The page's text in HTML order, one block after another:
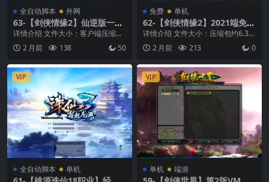
全自动脚本 外网
63-【剑侠情缘2】仙逆版一键
全自动外网搭建
详情介绍 文件大小：客户端压缩包
约2G 支持系统：win7、win10、wi
n1...2 月前 138 50
免费 单机
62-【剑侠情缘2】2021端免费
整理经典完美仙逆版单机端+V
M单机一键即玩服务端+Linux
本地学习手工端+客户端+GM
详情介绍 文件大小：压缩包约6.3G
支持系统：win7、win10、win11...
2 月前 213 0
VIP
全自动脚本 单机
VIP
单机 端游